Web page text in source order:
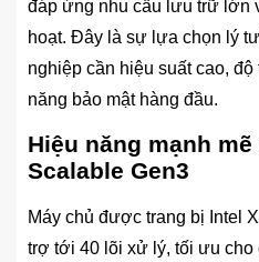
đáp ứng nhu cầu lưu trữ lớn
hoạt. Đây là sự lựa chọn lý
nghiệp cần hiệu suất cao,
năng bảo mật hàng đầu.
Hiệu năng mạnh
Scalable Gen3
Máy chủ được trang bị Intel
trợ tới 40 lõi xử lý, tối ưu cho